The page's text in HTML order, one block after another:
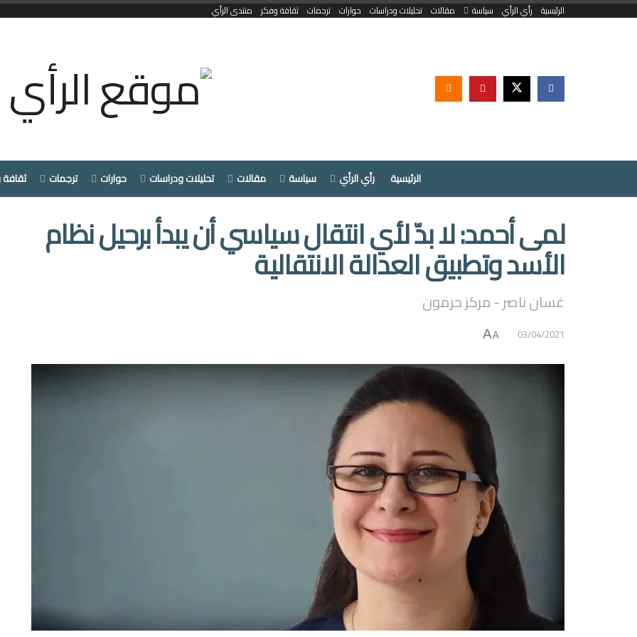
الرئيسية رأي الرأي سياسة مقالات تحليلات ودراسات حوارات ترجمات ثقافة وفكر منتدى الرأي
الرئيسية رأي الرأي سياسة مقالات تحليلات ودراسات حوارات ترجمات
لمى أحمد: لا بدّ لأي انتقال سياسي أن يبدأ برحيل نظام
الأسد وتطبيق العدالة الانتقالية
غسان ناصر - مركز حرمون
03/04/2021
A
A